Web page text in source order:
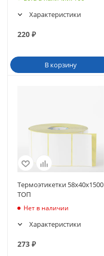
Характеристики
220 ₽
В корзину
Термоэтикетки 58х40х1500
ТОП
Нет в наличии
Характеристики
273 ₽